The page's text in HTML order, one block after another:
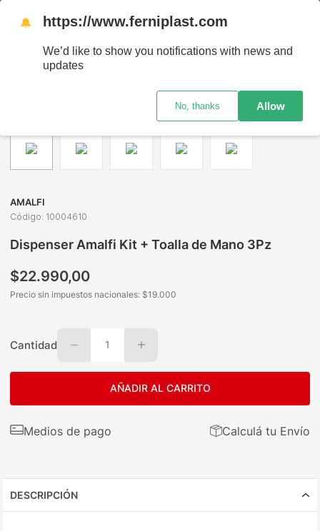
AMALFI
Código: 10004610
Dispenser Amalfi Kit + Toalla de Mano 3Pz
$22.990,00
Precio sin impuestos nacionales: $19.000
Cantidad 1
AÑADIR AL CARRITO
Medios de pago Calculá tu Envío
DESCRIPCIÓN
🔔 https://www.ferniplast.com
We’d like to show you notifications with news and
updates
No, thanks Allow